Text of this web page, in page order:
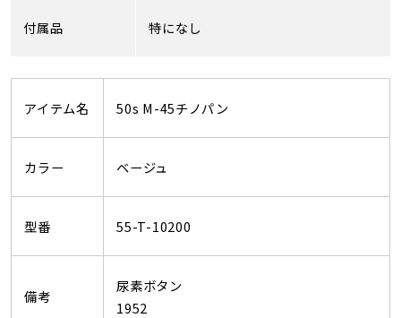
付属品 特になし
アイテム名 50s M-45チノパン
カラー ベージュ
型番 55-T-10200
備考
尿素ボタン
1952